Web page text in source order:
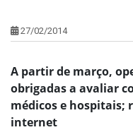
27/02/2014
A partir de março,
obrigadas a avaliar
médicos e hospitais;
internet